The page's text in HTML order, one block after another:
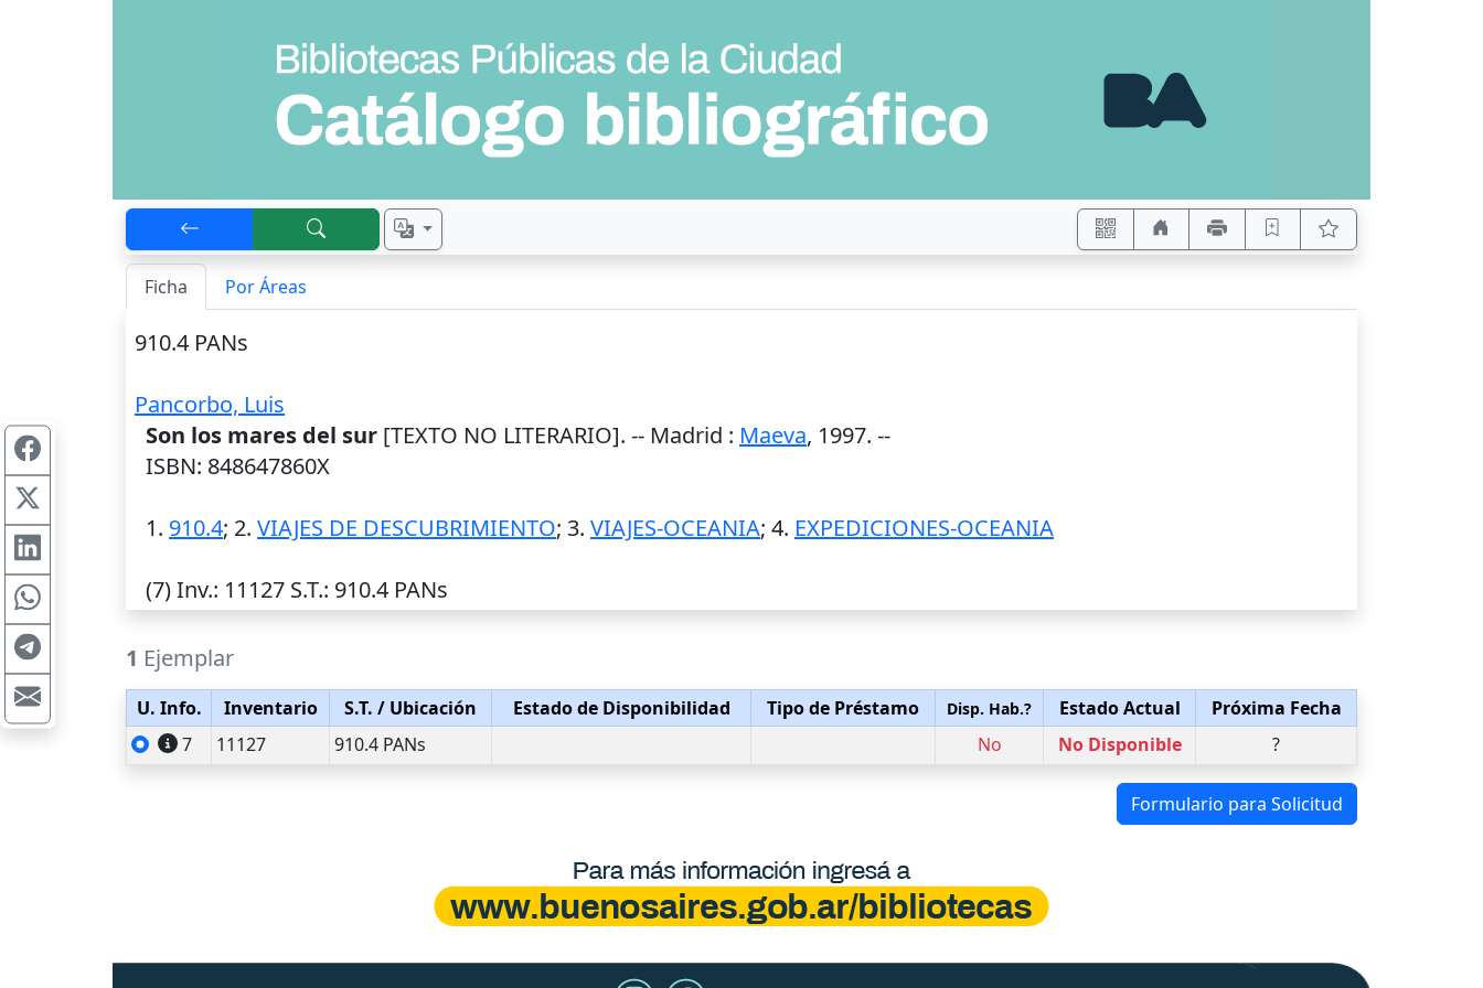
Ficha Por Áreas
910.4 PANs
Pancorbo, Luis
Son los mares del sur [TEXTO NO LITERARIO]. -- Madrid : Maeva, 1997. --
ISBN: 848647860X
1. 910.4; 2. VIAJES DE DESCUBRIMIENTO; 3. VIAJES-OCEANIA; 4. EXPEDICIONES-OCEANIA
(7)Inv.: 11127 S.T.: 910.4 PANs
1 Ejemplar
U. Info. Inventario S.T. / Ubicación Estado de Disponibilidad Tipo de Préstamo Disp. Hab.? Estado Actual
Próxima Fecha
7
11127 910.4 PANs No No Disponible ?
Formulario para Solicitud